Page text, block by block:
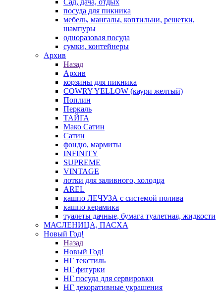
посуда для пикника
мебель, мангалы, коптильни, решетки,
шампуры
одноразовая посуда
сумки, контейнеры
Архив
Назад
Архив
корзины для пикника
COWRY YELLOW (каури желтый)
Поплин
Перкаль
ТАЙГА
Мако Сатин
Сатин
фондю, мармиты
INFINITY
SUPREME
VINTAGE
лотки для заливного, холодца
AREL
кашпо ЛЕЧУЗА с системой полива
кашпо керамика
туалеты дачные, бумага туалетная, жидкости
МАСЛЕНИЦА, ПАСХА
Новый Год!
Назад
Новый Год!
НГ текстиль
НГ фигурки
НГ посуда для сервировки
НГ декоративные украшения